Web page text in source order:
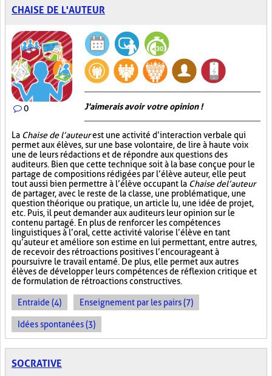
CHAISE DE L'AUTEUR
0 J'aimerais avoir votre opinion !
La Chaise de l’auteurest une activité d’interaction verbale qui
permet aux élèves, sur une base volontaire, de lire à haute voix
une de leurs rédactions et de répondre aux questions des
auditeurs. Bien que cette technique soit à la base conçue pour le
partage de compositions rédigées par l’élève auteur, elle peut
tout aussi bien permettre à l’élève occupant la Chaise de l’auteur
de partager, avec le reste de la classe, une problématique, une
question théorique ou pratique, un article lu, une idée de projet,
etc. Puis, il peut demander aux auditeurs leur opinion sur le
contenu partagé. En plus de renforcer les compétences
linguistiques à l’oral, cette activité valorise l’élève en tant
qu’auteur et améliore son estime en lui permettant, entre autres,
de recevoir des rétroactions positives l’encourageant à
poursuivre le travail entamé. De plus, elle permet aux autres
élèves de développer leurs compétences de réflexion critique et
de formulation de rétroactions constructives.
Entraide (4) Enseignement par les pairs (7)
Idées spontanées (3)
SOCRATIVE